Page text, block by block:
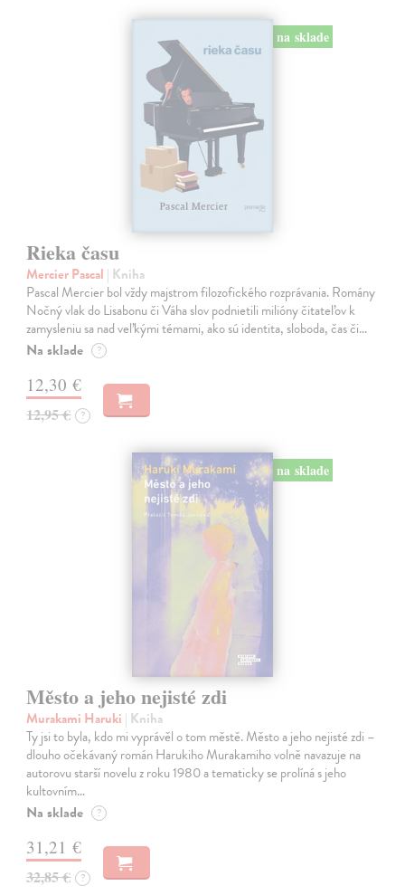
na sklade
Rieka času
Mercier Pascal | Kniha
Pascal Mercier bol vždy majstrom filozofického rozprávania. Romány
Nočný vlak do Lisabonu či Váha slov podnietili milióny čitateľov k
zamysleniu sa nad veľkými témami, ako sú identita, sloboda, čas či…
Na sklade ?
12,30 €
12,95 € ?
na sklade
Město a jeho nejisté zdi
Murakami Haruki | Kniha
Ty jsi to byla, kdo mi vyprávěl o tom městě. Město a jeho nejisté zdi –
dlouho očekávaný román Harukiho Murakamiho volně navazuje na
autorovu starší novelu z roku 1980 a tematicky se prolíná s jeho
kultovním…
Na sklade ?
31,21 €
32,85 € ?